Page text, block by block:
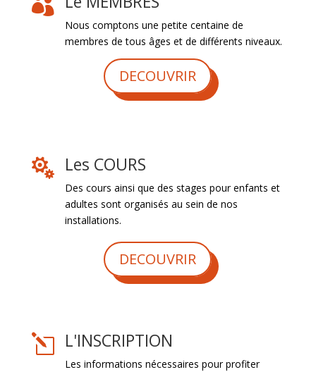

Nous comptons une petite centaine de
membres de tous âges et de différents niveaux.
DECOUVRIR
 Les COURS
Des cours ainsi que des stages pour enfants et
adultes sont organisés au sein de nos
installations.
DECOUVRIR
l L'INSCRIPTION
Les informations nécessaires pour profiter